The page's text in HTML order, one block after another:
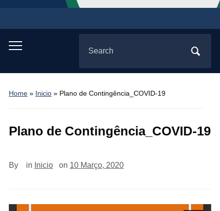
Toggle
menu
for:
Home» Inicio» Plano de Contingência_COVID-19
Plano de Contingência_COVID-19
By in Inicio on 10 Março, 2020